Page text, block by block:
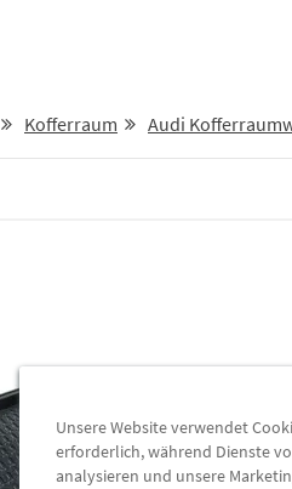
Kofferraum Audi
Unsere Website verwendet
erforderlich, während Dienste
analysieren und unsere